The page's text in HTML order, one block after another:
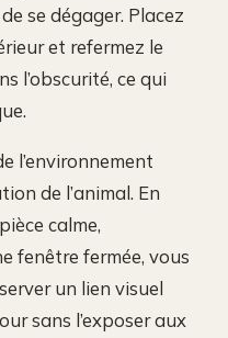
se dégager. Placez
et refermez le
l’obscurité, ce qui
l’environnement
de l’animal. En
calme,
fenêtre fermée, vous
un lien visuel
sans l’exposer aux